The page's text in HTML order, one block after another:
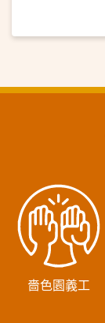
嗇色園義工